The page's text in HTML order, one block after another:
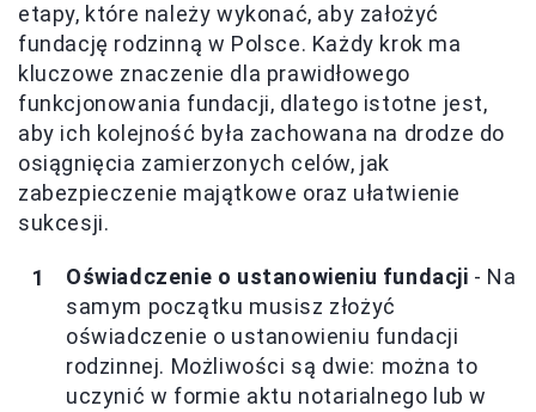
etapy, które należy wykonać, aby założyć
fundację rodzinną w Polsce. Każdy krok ma
kluczowe znaczenie dla prawidłowego
funkcjonowania fundacji, dlatego istotne jest,
aby ich kolejność była zachowana na drodze do
osiągnięcia zamierzonych celów, jak
zabezpieczenie majątkowe oraz ułatwienie
sukcesji.
Oświadczenie o ustanowieniu fundacji - Na
samym początku musisz złożyć
oświadczenie o ustanowieniu fundacji
rodzinnej. Możliwości są dwie: można to
uczynić w formie aktu notarialnego lub w